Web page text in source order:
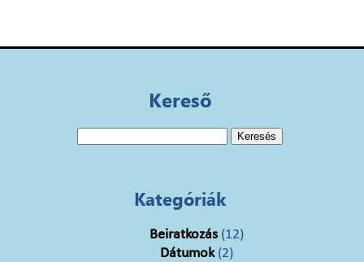
Kereső
Kategóriák
Beiratkozás(12)
Dátumok(2)